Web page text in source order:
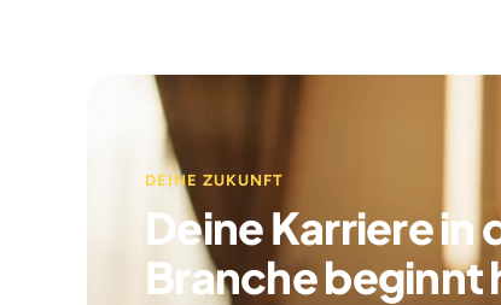
DEINE ZUKUNFT
Deine Karriere in
Branche beginnt